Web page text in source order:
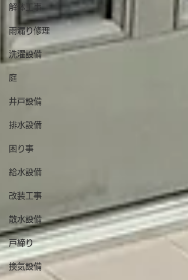
解体工事
雨漏り修理
洗濯設備
庭
井戸設備
排水設備
困り事
給水設備
改装工事
散水設備
戸締り
換気設備